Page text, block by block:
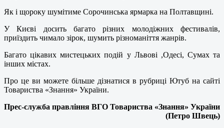
Як і щороку шумітиме Сорочинська ярмарка на Полтавщині.
У Києві досить багато різних молодіжних фестивалів,
приїздить чимало зірок, шумить різноманіття жанрів.
Багато цікавих мистецьких подій у Львові ,Одесі, Сумах та
інших містах.
Про це ви можете більше дізнатися в рубриці Ютуб на сайті
Товариства «Знання» України.
Прес-служба правління ВГО Товариства «Знання» України
(Петро Швець)